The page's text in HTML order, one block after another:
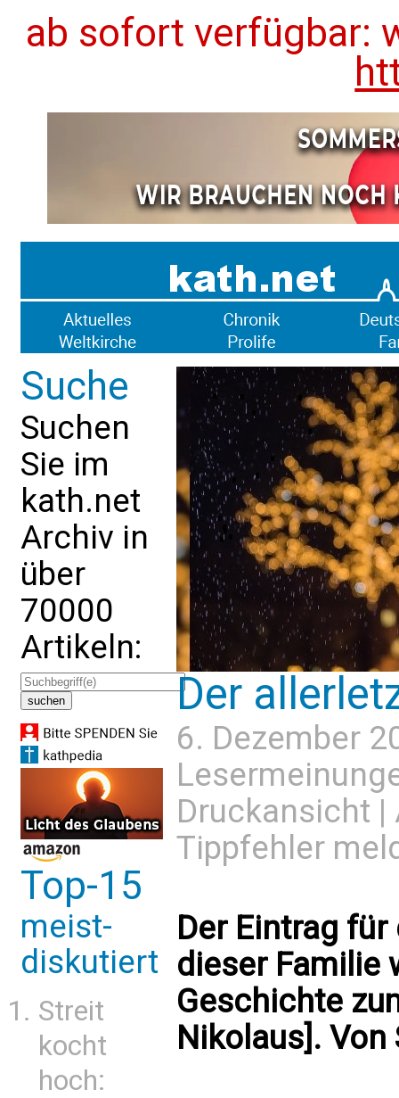
ab sofort verfügbar:
Suche
Suchen
Sie im
kath.net
Archiv in
über
70000
Artikeln:
Top-15
meist-
diskutiert
Streit
kocht
hoch:
Der
6. Dezember
Druckansicht |
Tippfehler
Der Eintrag
dieser Familie
Geschichte
Nikolaus].